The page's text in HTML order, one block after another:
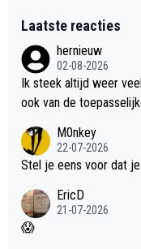
Laatste reacties
hernieuw
02-08-2026
Ik steek altijd weer
ook van de
M0nkey
22-07-2026
Stel je eens voor dat
EricD
21-07-2026
😱